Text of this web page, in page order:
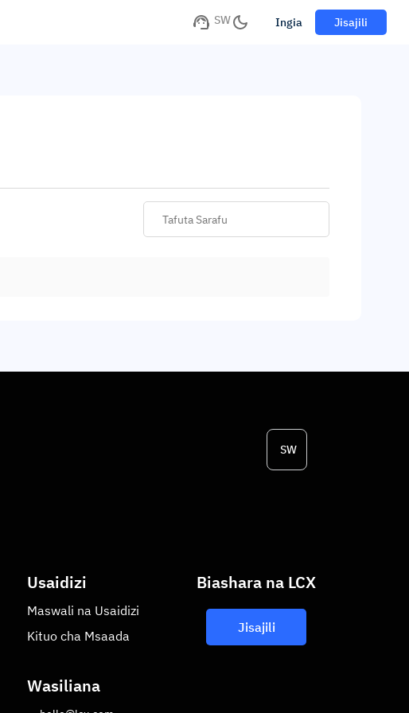
SW Ingia Jisajili
SW
Usaidizi
Maswali na Usaidizi
Kituo cha Msaada
Wasiliana
Biashara na LCX
Jisajili